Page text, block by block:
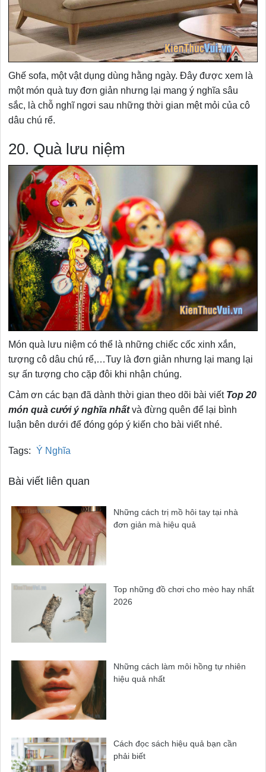
Ghế sofa, một vật dụng dùng hằng ngày. Đây được xem là
một món quà tuy đơn giản nhưng lại mang ý nghĩa sâu
sắc, là chỗ nghĩ ngơi sau những thời gian mệt mỏi của cô
dâu chú rể.
20. Quà lưu niệm
Món quà lưu niệm có thể là những chiếc cốc xinh xắn,
tượng cô dâu chú rể,…Tuy là đơn giản nhưng lại mang lại
sự ấn tượng cho cặp đôi khi nhận chúng.
Cảm ơn các bạn đã dành thời gian theo dõi bài viết Top 20
món quà cưới ý nghĩa nhấtvà đừng quên để lại bình
luận bên dưới để đóng góp ý kiến cho bài viết nhé.
Tags: Ý Nghĩa
Bài viết liên quan
Những cách trị mồ hôi tay tại nhà
đơn giản mà hiệu quả
Top những đồ chơi cho mèo hay nhất
2026
Những cách làm môi hồng tự nhiên
hiệu quả nhất
Cách đọc sách hiệu quả bạn cần
phải biết